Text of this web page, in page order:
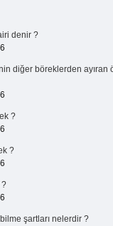
denir ?
diğer böreklerden ayıran
?
?
?
şartları nelerdir ?